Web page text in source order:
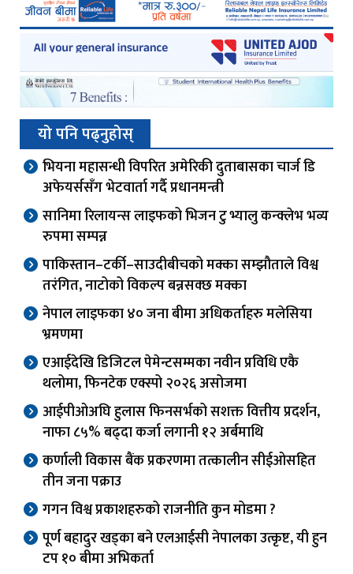
यो पनि पढ्नुहोस्
भियना महासन्धी विपरित अमेरिकी दुताबासका चार्ज डि
अफेयर्ससँग भेटवार्ता गर्दै प्रधानमन्त्री
सानिमा रिलायन्स लाइफको भिजन टु भ्यालु कन्क्लेभ भव्य
रुपमा सम्पन्न
पाकिस्तान–टर्की–साउदीबीचको मक्का सम्झौताले विश्व
तरंगित, नाटोको विकल्प बन्नसक्छ मक्का
नेपाल लाइफका ४० जना बीमा अधिकर्ताहरु मलेसिया
भ्रमणमा
एआईदेखि डिजिटल पेमेन्टसम्मका नवीन प्रविधि एकै
थलोमा, फिनटेक एक्स्पो २०२६ असोजमा
आईपीओअघि हुलास फिनसर्भको सशक्त वित्तीय प्रदर्शन,
नाफा ८५% बढ्दा कर्जा लगानी १२ अर्बमाथि
कर्णाली विकास बैंक प्रकरणमा तत्कालीन सीईओसहित
तीन जना पक्राउ
गगन विश्व प्रकाशहरुको राजनीति कुन मोडमा ?
पूर्ण बहादुर खड्का बने एलआईसी नेपालका उत्कृष्ट, यी हुन
टप १० बीमा अभिकर्ता